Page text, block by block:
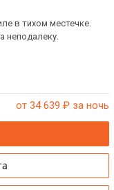
в тихом местечке.
неподалеку.
от 34 639 ₽ за ночь